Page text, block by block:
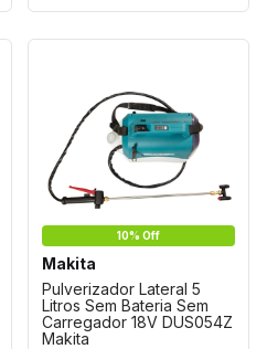
10% Off
Makita
Pulverizador Lateral 5
Litros Sem Bateria Sem
Carregador 18V DUS054Z
Makita